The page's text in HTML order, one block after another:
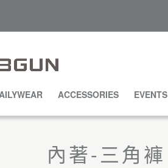
ACCESSORIES EVENTS
內著-三角褲